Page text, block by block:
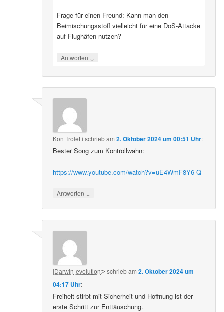
Frage für einen Freund: Kann man den
Beimischungsstoff vielleicht für eine DoS-Attacke
auf Flughäfen nutzen?
Antworten ↓
Kon Troletti schriebam2. Oktober 2024 um 00:51 Uhr:
Bester Song zum Kontrollwahn:
https://www.youtube.com/watch?v=uE4WmF8Y6-Q
Antworten ↓
|D̲̅a̲̅r̲̅w̲̅i̲̅ɳ̲̅-e̲̅v̲̅o̲̅l̲̅u̲̅t̲̅i̲̅o̲̅ɳ̲̅ᕗ schriebam2. Oktober 2024 um
04:17 Uhr:
Freiheit stirbt mit Sicherheit und Hoffnung ist der
erste Schritt zur Enttäuschung.